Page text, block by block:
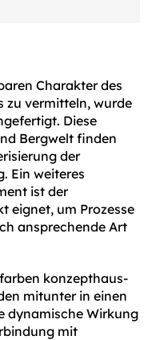
Charakter des
zu vermitteln, wurde
Diese
Bergwelt finden
der
Ein weiteres
ist der
eignet, um Prozesse
ansprechende Art
konzepthaus-
mitunter in einen
dynamische Wirkung
mit